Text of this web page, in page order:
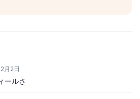
月2日
ールさ